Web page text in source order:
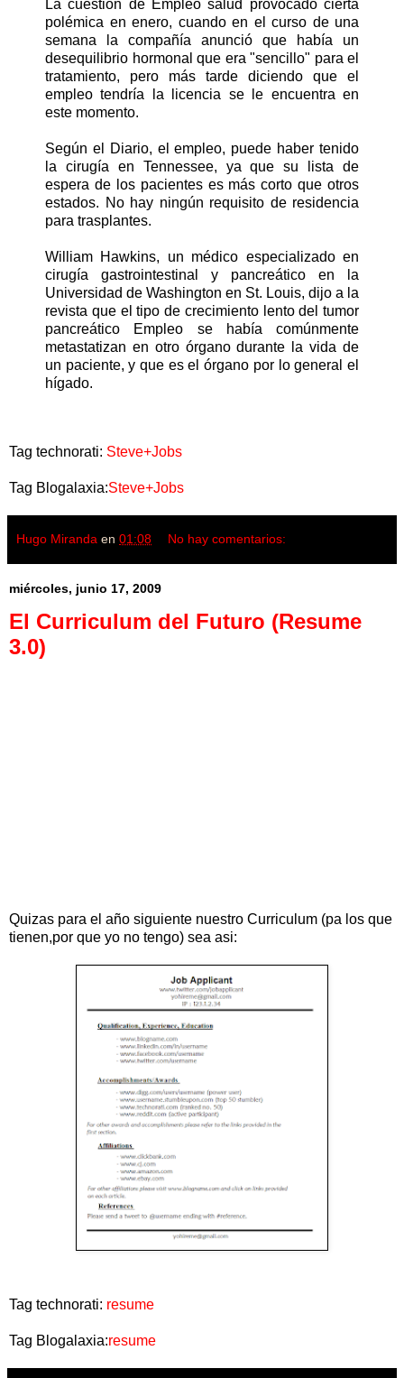
La cuestión de Empleo salud provocado cierta
polémica en enero, cuando en el curso de una
semana la compañía anunció que había un
desequilibrio hormonal que era "sencillo" para el
tratamiento, pero más tarde diciendo que el
empleo tendría la licencia se le encuentra en
este momento.
Según el Diario, el empleo, puede haber tenido
la cirugía en Tennessee, ya que su lista de
espera de los pacientes es más corto que otros
estados. No hay ningún requisito de residencia
para trasplantes.
William Hawkins, un médico especializado en
cirugía gastrointestinal y pancreático en la
Universidad de Washington en St. Louis, dijo a la
revista que el tipo de crecimiento lento del tumor
pancreático Empleo se había comúnmente
metastatizan en otro órgano durante la vida de
un paciente, y que es el órgano por lo general el
hígado.
Tag technorati: Steve+Jobs
Tag Blogalaxia:Steve+Jobs
Hugo Miranda en 01:08 No hay comentarios:
miércoles, junio 17, 2009
El Curriculum del Futuro (Resume
3.0)
Quizas para el año siguiente nuestro Curriculum (pa los que
tienen,por que yo no tengo) sea asi:
Tag technorati: resume
Tag Blogalaxia:resume